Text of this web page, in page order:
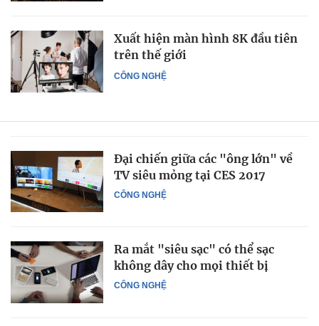
CÔNG NGHỆ
Xuất hiện màn hình 8K đầu tiên
trên thế giới
CÔNG NGHỆ
Đại chiến giữa các "ông lớn" về
TV siêu mỏng tại CES 2017
CÔNG NGHỆ
Ra mắt "siêu sạc" có thể sạc
không dây cho mọi thiết bị